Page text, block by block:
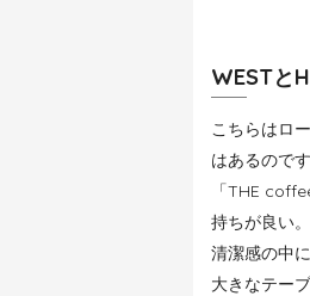
WESTと
こちらはロ
はあるので
「THE
持ちが良い。
清潔感の中
大きなテー